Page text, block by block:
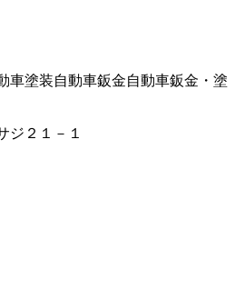
車塗装自動車鈑金自動車鈑金・塗
ジ２１－１